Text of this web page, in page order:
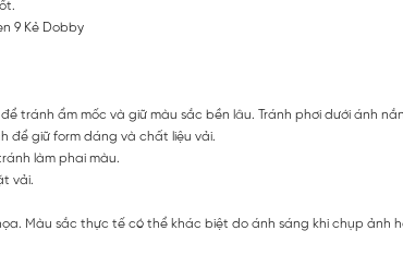
9 Kẻ Dobby
tránh ẩm mốc và giữ màu sắc bền lâu. Tránh phơi dưới ánh
để giữ form dáng và chất liệu vải.
làm phai màu.
vải.
Màu sắc thực tế có thể khác biệt do ánh sáng khi chụp ảnh